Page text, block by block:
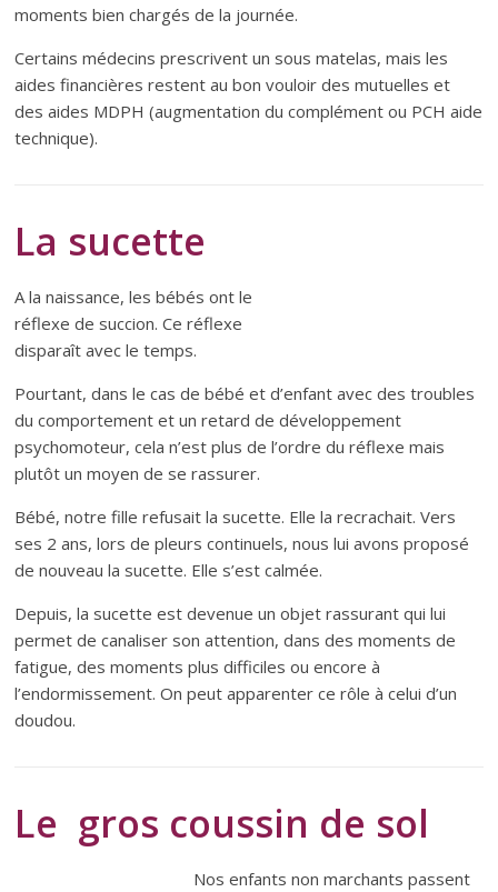
moments bien chargés de la journée.
Certains médecins prescrivent un sous matelas, mais les
aides financières restent au bon vouloir des mutuelles et
des aides MDPH (augmentation du complément ou PCH aide
technique).
La sucette
A la naissance, les bébés ont le
réflexe de succion. Ce réflexe
disparaît avec le temps.
Pourtant, dans le cas de bébé et d’enfant avec des troubles
du comportement et un retard de développement
psychomoteur, cela n’est plus de l’ordre du réflexe mais
plutôt un moyen de se rassurer.
Bébé, notre fille refusait la sucette. Elle la recrachait. Vers
ses 2 ans, lors de pleurs continuels, nous lui avons proposé
de nouveau la sucette. Elle s’est calmée.
Depuis, la sucette est devenue un objet rassurant qui lui
permet de canaliser son attention, dans des moments de
fatigue, des moments plus difficiles ou encore à
l’endormissement. On peut apparenter ce rôle à celui d’un
doudou.
Le gros coussin de sol
Nos enfants non marchants passent